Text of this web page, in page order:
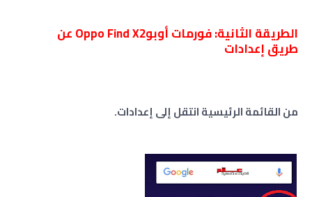
الطريقة الثانية: فورمات أوبوOppo Find X2 عن
طريق إعدادات
من القائمة الرئيسية انتقل إلى إعدادات.